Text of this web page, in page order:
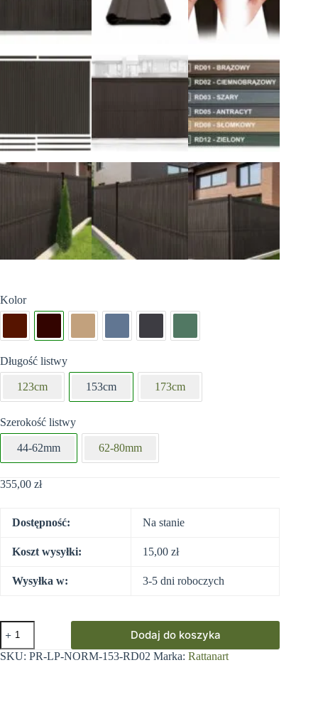
Kolor
Długość listwy
123cm 153cm 173cm
Szerokość listwy
44-62mm 62-80mm
355,00 zł
Dostępność: Na stanie
Koszt wysyłki: 15,00 zł
Wysyłka w: 3-5 dni roboczych
ilość
Listwy
pionowe
do
Dodaj do koszyka
SKU: PR-LP-NORM-153-RD02 Marka: Rattanart